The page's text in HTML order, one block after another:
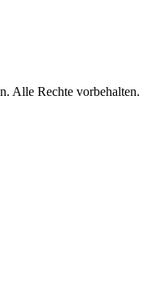
Alle Rechte vorbehalten.